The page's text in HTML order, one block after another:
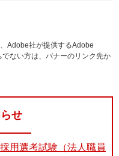
Adobe社が提供するAdobe
ない方は、バナーのリンク先か
せ
用選考試験（法人職員